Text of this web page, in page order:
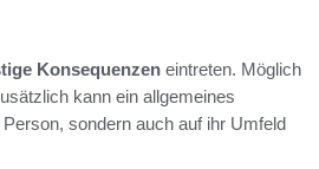
Konsequenzen eintreten. Möglich
kann ein allgemeines
sondern auch auf ihr Umfeld